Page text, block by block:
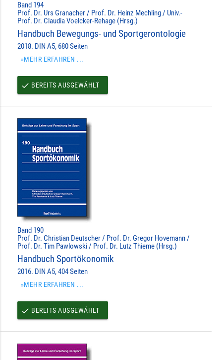
Band 194
Prof. Dr. Urs Granacher / Prof. Dr. Heinz Mechling / Univ.-
Prof. Dr. Claudia Voelcker-Rehage (Hrsg.)
Handbuch Bewegungs- und Sportgerontologie
2018. DIN A5, 680 Seiten
»MEHR ERFAHREN ...
done BEREITS AUSGEWÄHLT
Band 190
Prof. Dr. Christian Deutscher / Prof. Dr. Gregor Hovemann /
Prof. Dr. Tim Pawlowski / Prof. Dr. Lutz Thieme (Hrsg.)
Handbuch Sportökonomik
2016. DIN A5, 404 Seiten
»MEHR ERFAHREN ...
done BEREITS AUSGEWÄHLT